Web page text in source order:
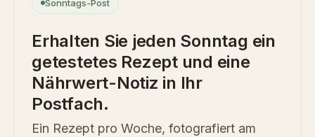
Sonntags-Post
Erhalten Sie jeden Sonntag ein
getestetes Rezept und eine
Nährwert-Notiz in Ihr
Postfach.
Ein Rezept pro Woche, fotografiert am